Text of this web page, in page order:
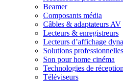
Beamer
Composants média
Câbles & adaptateurs AV
Lecteurs & enregistreurs
Lecteurs d’affichage
Solutions
Son pour home cinéma
Technologies de
Téléviseurs